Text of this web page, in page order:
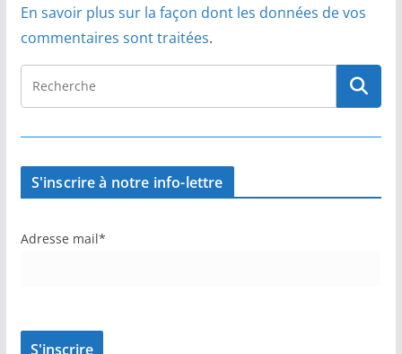
En savoir plus sur la façon dont les données de vos
commentaires sont traitées.
S'inscrire à notre info-lettre
Adresse mail*